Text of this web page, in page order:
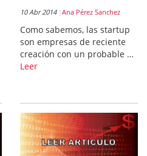
10 Abr 2014 Ana Pérez Sanchez
Como sabemos, las startup
son empresas de reciente
creación con un probable …
Leer